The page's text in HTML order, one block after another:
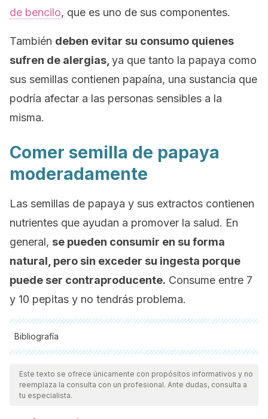
de bencilo, que es uno de sus componentes.
También deben evitar su consumo quienes
sufren de alergias, ya que tanto la papaya como
sus semillas contienen papaína, una sustancia que
podría afectar a las personas sensibles a la
misma.
Comer semilla de papaya
moderadamente
Las semillas de papaya y sus extractos contienen
nutrientes que ayudan a promover la salud. En
general, se pueden consumir en su forma
natural, pero sin exceder su ingesta porque
puede ser contraproducente. Consume entre 7
y 10 pepitas y no tendrás problema.
Bibliografía
Todas las fuentes citadas fueron revisadas a profundidad por
nuestro equipo, para asegurar su calidad, confiabilidad,
vigencia y validez.La bibliografía de este artículo fue
Este texto se ofrece únicamente con propósitos informativos y no
reemplaza la consulta con un profesional. Ante dudas, consulta a
tu especialista.